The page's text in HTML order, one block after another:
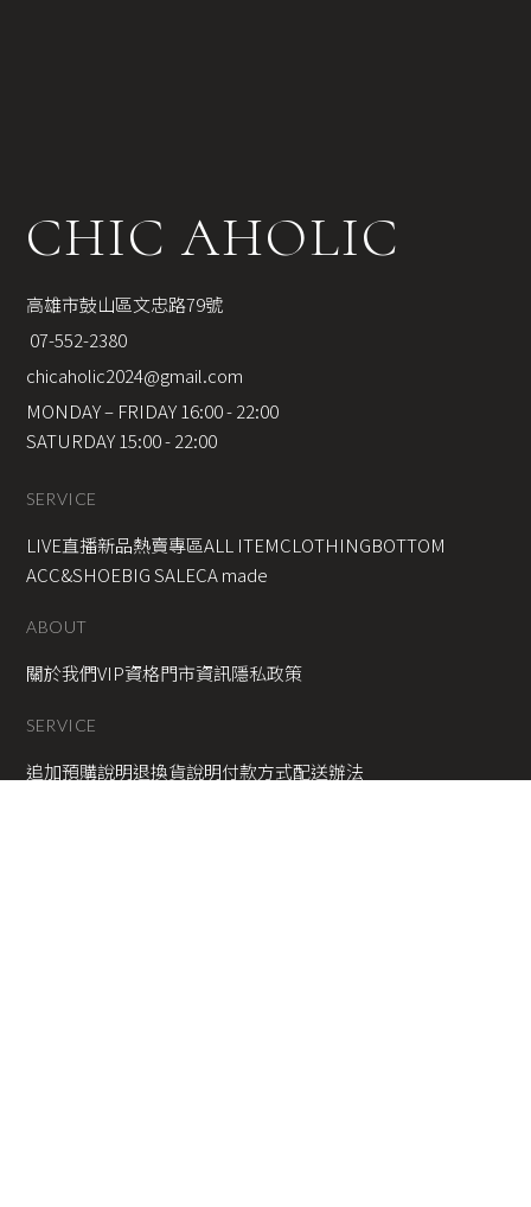
CHIC AHOLIC
高雄市鼓山區文忠路79號
07-552-2380
chicaholic2024@gmail.com
MONDAY – FRIDAY 16:00 - 22:00
SATURDAY 15:00 - 22:00
SERVICE
LIVE直播新品熱賣專區ALL ITEMCLOTHINGBOTTOM
ACC&SHOEBIG SALECA made
ABOUT
關於我們VIP資格門市資訊隱私政策
SERVICE
追加預購說明退換貨說明付款方式配送辦法